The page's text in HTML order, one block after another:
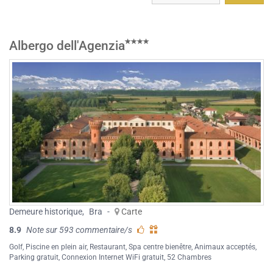
Albergo dell'Agenzia
Demeure historique, Bra -
Carte
8.9 Note sur 593 commentaire/s
Golf Piscine en plein air, Restaurant Spa centre bienêtre Animaux acceptés
Parking gratuit Connexion Internet WiFi gratuit , 52 Chambres